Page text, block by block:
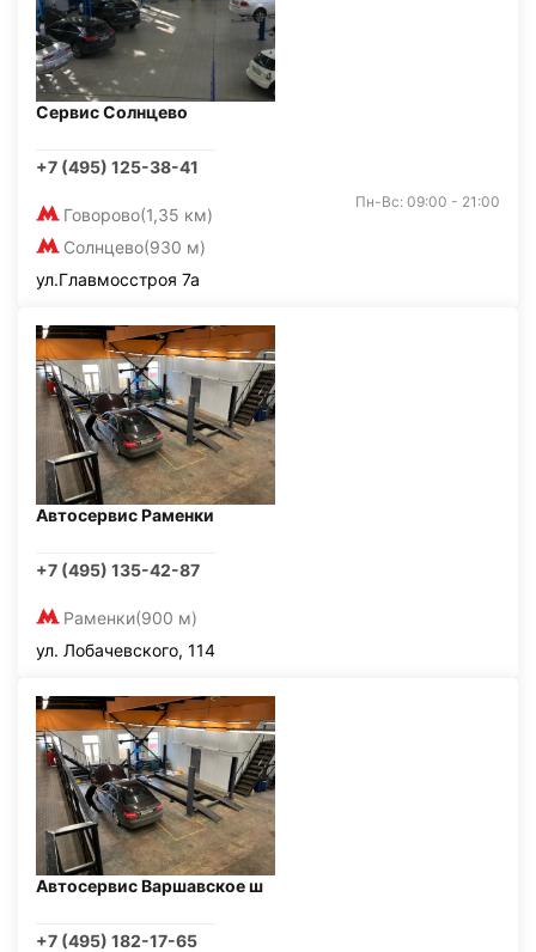
Сервис Солнцево
+7 (495) 125-38-41
Говорово(1,35 км)
Солнцево(930 м)
Пн-Вс: 09:00 - 21:00
ул.Главмосстроя 7а
Автосервис Раменки
+7 (495) 135-42-87
Раменки(900 м)
ул. Лобачевского, 114
Автосервис Варшавское ш
+7 (495) 182-17-65